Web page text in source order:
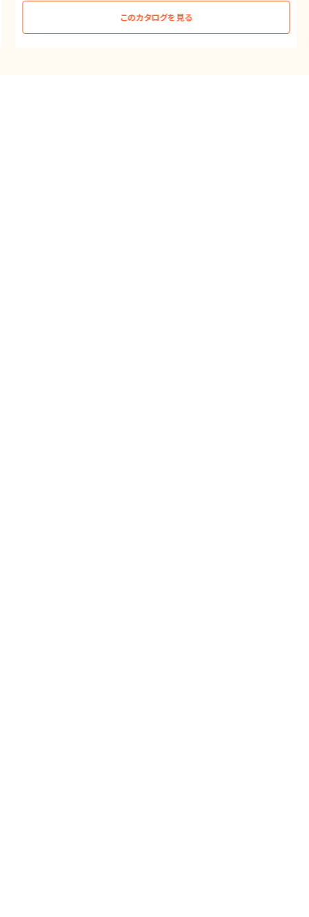
このカタログを見る